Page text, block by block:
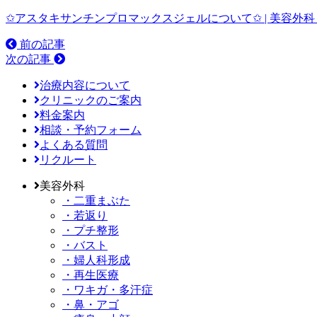
✩アスタキサンチンプロマックスジェルについて✩ | 美容
前の記事
次の記事
治療内容について
クリニックのご案内
料金案内
相談・予約フォーム
よくある質問
リクルート
美容外科
・二重まぶた
・若返り
・プチ整形
・バスト
・婦人科形成
・再生医療
・ワキガ・多汗症
・鼻・アゴ